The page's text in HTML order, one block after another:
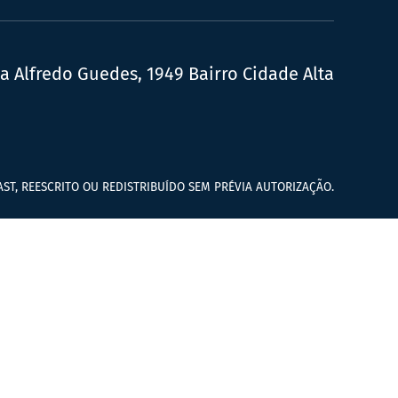
Alfredo Guedes, 1949 Bairro Cidade Alta
REESCRITO OU REDISTRIBUÍDO SEM PRÉVIA AUTORIZAÇÃO.